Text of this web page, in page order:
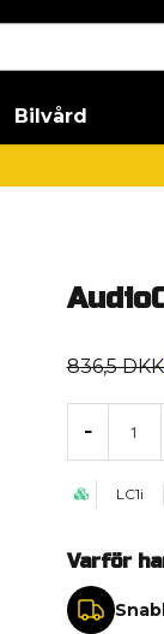
Bilvård
836,5
-
LC1i
Varför